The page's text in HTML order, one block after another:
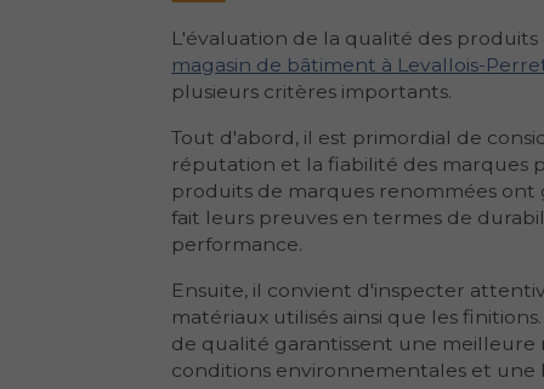
L'évaluation de la qualité des produits
magasin de bâtiment à Levallois-
plusieurs critères importants.
Tout d'abord, il est primordial de
réputation et la fiabilité des marques
produits de marques renommées
fait leurs preuves en termes de
performance.
Ensuite, il convient d'inspecter
matériaux utilisés ainsi que les
de qualité garantissent une meilleure
conditions environnementales et une